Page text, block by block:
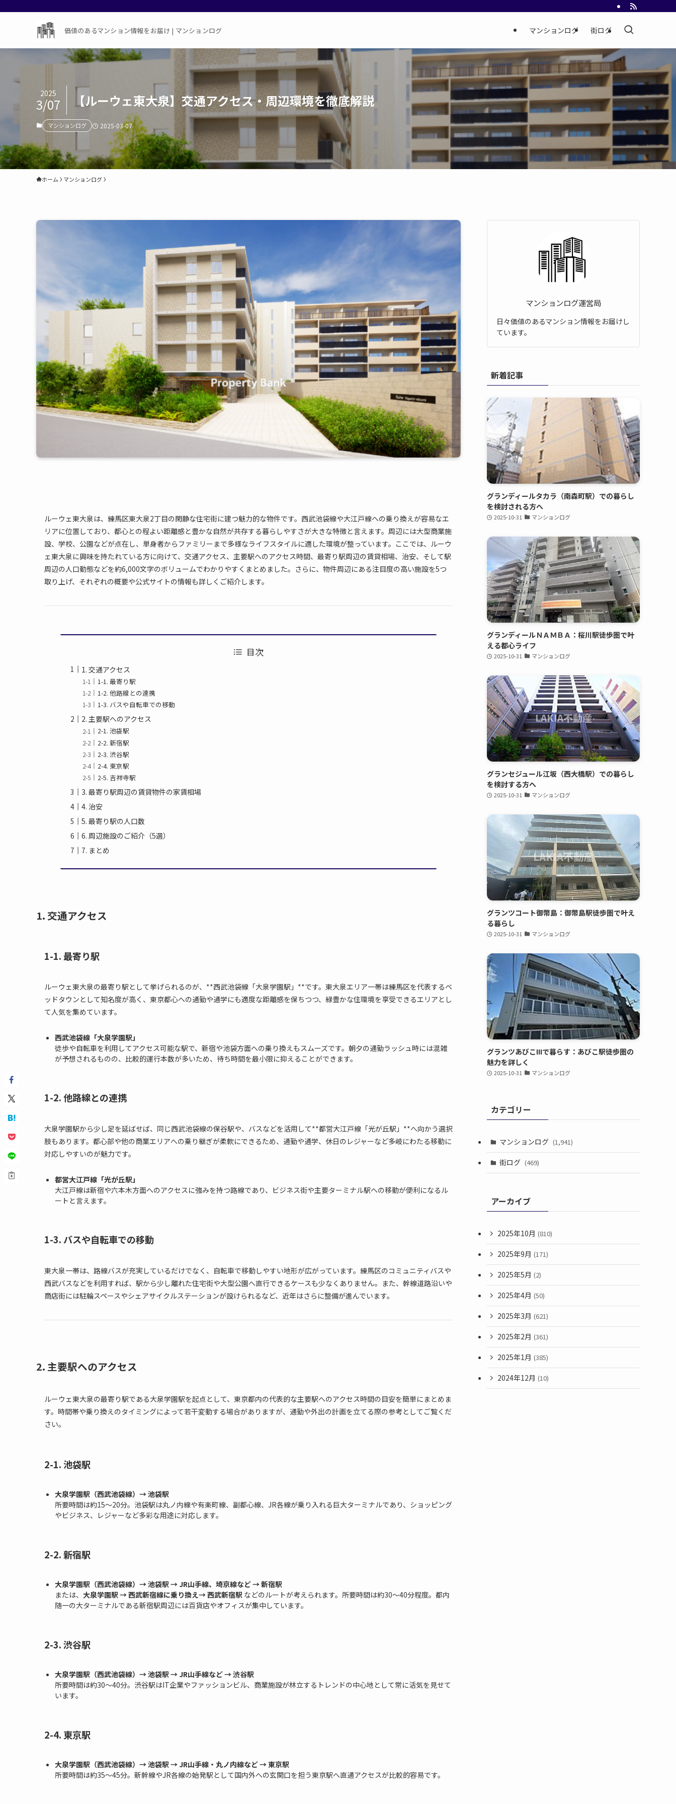
価値のあるマンション情報をお届け | マンションログ マンションログ 街ログ
【ルーウェ東大泉】交通アクセス・周辺環境を徹底解説
2025
3/07
マンションログ 2025-03-07
ホーム マンションログ
ルーウェ東大泉は、練馬区東大泉2丁目の閑静な住宅街に建つ魅力的な物件です。西武池袋線や大江戸線への乗り換えが容易なエ
リアに位置しており、都心との程よい距離感と豊かな自然が共存する暮らしやすさが大きな特徴と言えます。周辺には大型商業施
設、学校、公園などが点在し、単身者からファミリーまで多様なライフスタイルに適した環境が整っています。ここでは、ルーウ
ェ東大泉に興味を持たれている方に向けて、交通アクセス、主要駅へのアクセス時間、最寄り駅周辺の賃貸相場、治安、そして駅
周辺の人口動態などを約6,000文字のボリュームでわかりやすくまとめました。さらに、物件周辺にある注目度の高い施設を5つ
取り上げ、それぞれの概要や公式サイトの情報も詳しくご紹介します。
目次
1. 交通アクセス
1-1. 最寄り駅
1-2. 他路線との連携
1-3. バスや自転車での移動
2. 主要駅へのアクセス
2-1. 池袋駅
2-2. 新宿駅
2-3. 渋谷駅
2-4. 東京駅
2-5. 吉祥寺駅
3. 最寄り駅周辺の賃貸物件の家賃相場
4. 治安
5. 最寄り駅の人口数
6. 周辺施設のご紹介（5選）
7. まとめ
1. 交通アクセス
1-1. 最寄り駅
ルーウェ東大泉の最寄り駅として挙げられるのが、**西武池袋線「大泉学園駅」**です。東大泉エリア一帯は練馬区を代表するベ
ッドタウンとして知名度が高く、東京都心への通勤や通学にも適度な距離感を保ちつつ、緑豊かな住環境を享受できるエリアとし
て人気を集めています。
西武池袋線「大泉学園駅」
徒歩や自転車を利用してアクセス可能な駅で、新宿や池袋方面への乗り換えもスムーズです。朝夕の通勤ラッシュ時には混雑
が予想されるものの、比較的運行本数が多いため、待ち時間を最小限に抑えることができます。
1-2. 他路線との連携
大泉学園駅から少し足を延ばせば、同じ西武池袋線の保谷駅や、バスなどを活用して**都営大江戸線「光が丘駅」**へ向かう選択
肢もあります。都心部や他の商業エリアへの乗り継ぎが柔軟にできるため、通勤や通学、休日のレジャーなど多岐にわたる移動に
対応しやすいのが魅力です。
都営大江戸線「光が丘駅」
大江戸線は新宿や六本木方面へのアクセスに強みを持つ路線であり、ビジネス街や主要ターミナル駅への移動が便利になるル
ートと言えます。
1-3. バスや自転車での移動
東大泉一帯は、路線バスが充実しているだけでなく、自転車で移動しやすい地形が広がっています。練馬区のコミュニティバスや
西武バスなどを利用すれば、駅から少し離れた住宅街や大型公園へ直行できるケースも少なくありません。また、幹線道路沿いや
商店街には駐輪スペースやシェアサイクルステーションが設けられるなど、近年はさらに整備が進んでいます。
2. 主要駅へのアクセス
ルーウェ東大泉の最寄り駅である大泉学園駅を起点として、東京都内の代表的な主要駅へのアクセス時間の目安を簡単にまとめま
す。時間帯や乗り換えのタイミングによって若干変動する場合がありますが、通勤や外出の計画を立てる際の参考としてご覧くだ
さい。
2-1. 池袋駅
大泉学園駅（西武池袋線）→ 池袋駅
所要時間は約15〜20分。池袋駅は丸ノ内線や有楽町線、副都心線、JR各線が乗り入れる巨大ターミナルであり、ショッピング
やビジネス、レジャーなど多彩な用途に対応します。
2-2. 新宿駅
大泉学園駅（西武池袋線）→ 池袋駅 → JR山手線、埼京線など → 新宿駅
または、 大泉学園駅 → 西武新宿線に乗り換え→ 西武新宿駅 などのルートが考えられます。所要時間は約30〜40分程度。都内
随一の大ターミナルである新宿駅周辺には百貨店やオフィスが集中しています。
2-3. 渋谷駅
大泉学園駅（西武池袋線）→ 池袋駅 → JR山手線など → 渋谷駅
所要時間は約30〜40分。渋谷駅はIT企業やファッションビル、商業施設が林立するトレンドの中心地として常に活気を見せて
います。
2-4. 東京駅
大泉学園駅（西武池袋線）→ 池袋駅 → JR山手線・丸ノ内線など → 東京駅
所要時間は約35〜45分。新幹線やJR各線の始発駅として国内外への玄関口を担う東京駅へ直通アクセスが比較的容易です。
マンションログ運営局
日々価値のあるマンション情報をお届けし
ています。
新着記事
グランディールタカラ（南森町駅）での暮らし
を検討される方へ
2025-10-31 マンションログ
グランディールＮＡＭＢＡ：桜川駅徒歩圏で叶
える都心ライフ
2025-10-31 マンションログ
グランセジュール江坂（西大橋駅）での暮らし
を検討する方へ
2025-10-31 マンションログ
グランツコート御幣島：御幣島駅徒歩圏で叶え
る暮らし
2025-10-31 マンションログ
グランツあびこIIIで暮らす：あびこ駅徒歩圏の
魅力を詳しく
2025-10-31 マンションログ
カテゴリー
マンションログ (1,941)
街ログ (469)
アーカイブ
2025年10月 (810)
2025年9月 (171)
2025年5月 (2)
2025年4月 (50)
2025年3月 (621)
2025年2月 (361)
2025年1月 (385)
2024年12月 (10)